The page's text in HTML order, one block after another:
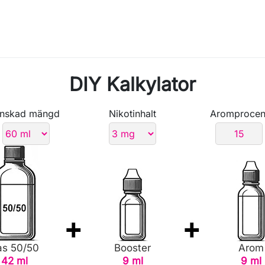
DIY Kalkylator
mängd Nikotinhalt
50/50
42 ml
Booster
9 ml
Arom
9 ml